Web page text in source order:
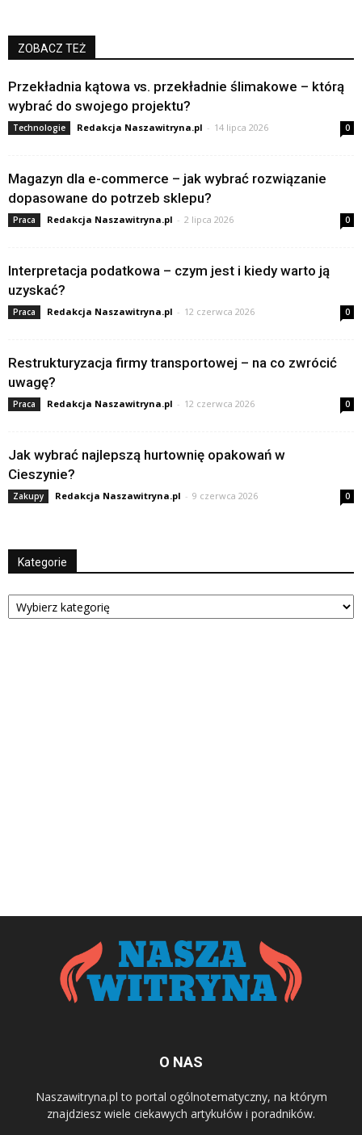
ZOBACZ TEŻ
Przekładnia kątowa vs. przekładnie ślimakowe – którą
wybrać do swojego projektu?
Technologie Redakcja Naszawitryna.pl - 14 lipca 2026 0
Magazyn dla e-commerce – jak wybrać rozwiązanie
dopasowane do potrzeb sklepu?
Praca Redakcja Naszawitryna.pl - 2 lipca 2026 0
Interpretacja podatkowa – czym jest i kiedy warto ją
uzyskać?
Praca Redakcja Naszawitryna.pl - 12 czerwca 2026 0
Restrukturyzacja firmy transportowej – na co zwrócić
uwagę?
Praca Redakcja Naszawitryna.pl - 12 czerwca 2026 0
Jak wybrać najlepszą hurtownię opakowań w
Cieszynie?
Zakupy Redakcja Naszawitryna.pl - 9 czerwca 2026 0
Kategorie
Kategorie
O NAS
Naszawitryna.pl to portal ogólnotematyczny, na którym
znajdziesz wiele ciekawych artykułów i poradników.